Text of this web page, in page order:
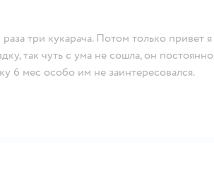
три кукарача. Потом только привет я
так чуть с ума не сошла, он постоянно
6 мес особо им не заинтересовался.